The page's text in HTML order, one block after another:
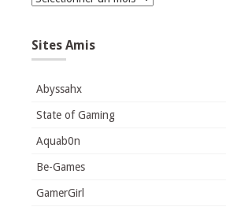
Sites Amis
Abyssahx
State of Gaming
Aquab0n
Be-Games
GamerGirl